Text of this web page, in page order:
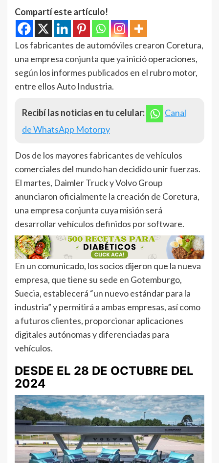
Compartí este artículo!
Los fabricantes de automóviles crearon Coretura,
una empresa conjunta que ya inició operaciones,
según los informes publicados en el rubro motor,
entre ellos Auto Industria.
Recibí las noticias en tu celular:
Canal
de WhatsApp Motorpy
Dos de los mayores fabricantes de vehículos
comerciales del mundo han decidido unir fuerzas.
El martes, Daimler Truck y Volvo Group
anunciaron oficialmente la creación de Coretura,
una empresa conjunta cuya misión será
desarrollar vehículos definidos por software.
En un comunicado, los socios dijeron que la nueva
empresa, que tiene su sede en Gotemburgo,
Suecia, establecerá “un nuevo estándar para la
industria” y permitirá a ambas empresas, así como
a futuros clientes, proporcionar aplicaciones
digitales autónomas y diferenciadas para
vehículos.
DESDE EL 28 DE OCTUBRE DEL
2024